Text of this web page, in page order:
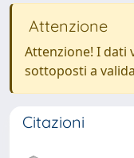
Attenzione
Attenzione! I dati
sottoposti a
Citazioni